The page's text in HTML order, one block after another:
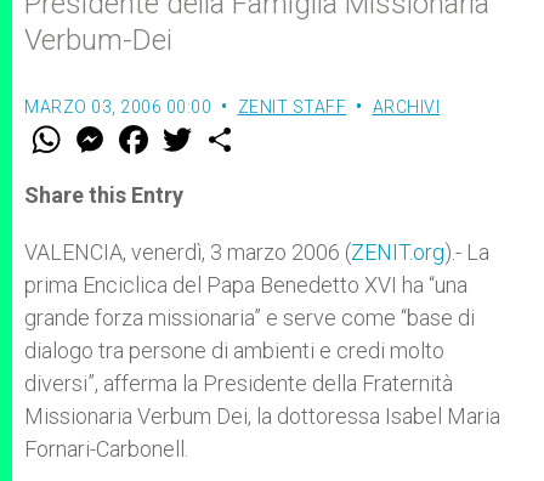
Verbum-Dei
MARZO 03, 2006 00:00 ZENIT STAFF ARCHIVI
W
t
s
p
p
M
e
s
e
g
e
r
F
a
e
b
o
k
w
r
Share this Entry
VALENCIA, venerdì, 3 marzo 2006 (ZENIT.org).- La
prima Enciclica del Papa Benedetto XVI ha “una
grande forza missionaria” e serve come “base di
dialogo tra persone di ambienti e credi molto
diversi”, afferma la Presidente della Fraternità
Missionaria Verbum Dei, la dottoressa Isabel Maria
Fornari-Carbonell.